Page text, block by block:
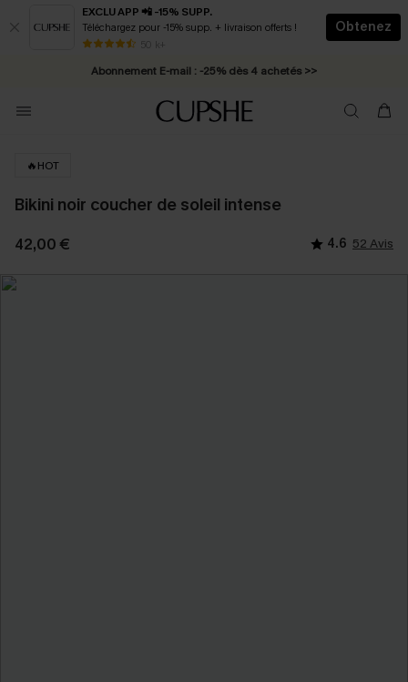
EXCLU APP 📲 -15% SUPP.
Téléchargez pour -15% supp. + livraison offerts !
50 k+
Obtenez
* Livraison éclair 2-3 jours ouvrés >>
Abonnement E-mail : -25% dès 4 achetés >>
🔥HOT
Bikini noir coucher de soleil intense
42,00 € 4.6 52 Avis